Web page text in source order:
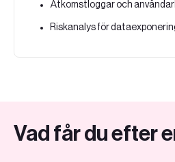
Åtkomstloggar och
Riskanalys för
Vad får du efter